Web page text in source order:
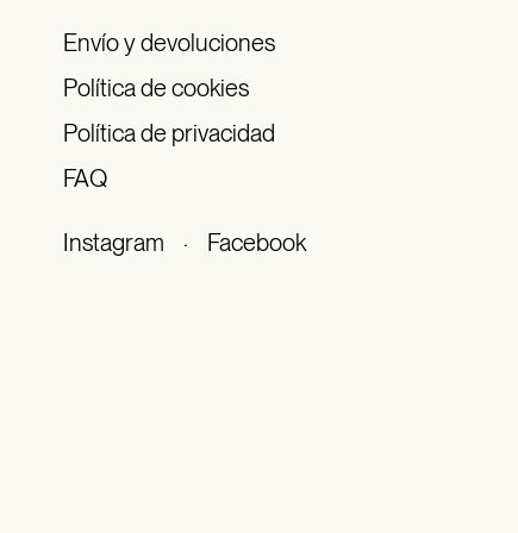
Envío y devoluciones
Política de cookies
Política de privacidad
FAQ
Instagram · Facebook